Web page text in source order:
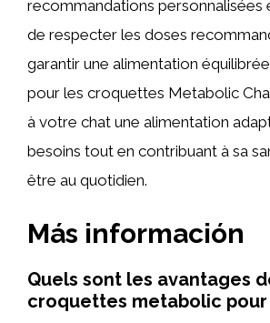
recommandations personnalisées
de respecter les doses
garantir une alimentation
pour les croquettes Metabolic
à votre chat une alimentation
besoins tout en contribuant à sa
être au quotidien.
Más información
Quels sont les avantages
croquettes metabolic pour